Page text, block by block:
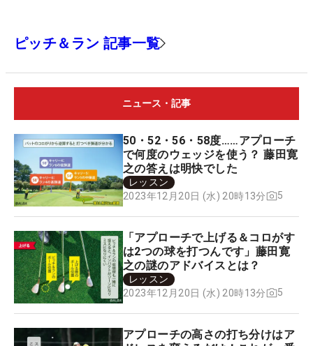
ピッチ＆ラン 記事一覧
ニュース・記事
50・52・56・58度……アプローチ
で何度のウェッジを使う？ 藤田寛
之の答えは明快でした
レッスン
2023年12月20日 (水) 20時13分
5
「アプローチで上げる＆コロがす
は2つの球を打つんです」藤田寛
之の謎のアドバイスとは？
レッスン
2023年12月20日 (水) 20時13分
5
アプローチの高さの打ち分けはア